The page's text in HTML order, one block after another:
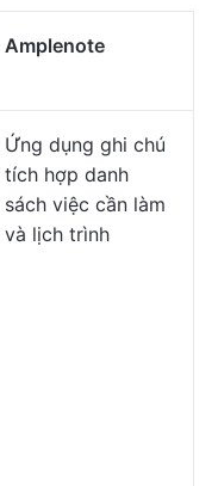
Amplenote
Ứng dụng ghi chú
tích hợp danh
sách việc cần làm
và lịch trình